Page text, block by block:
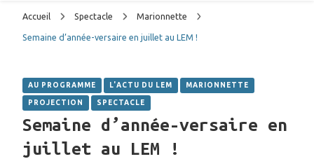
Accueil Spectacle Marionnette
Semaine d’année-versaire en juillet au LEM !
AU PROGRAMME L'ACTU DU LEM MARIONNETTE
PROJECTION SPECTACLE
Semaine d’année-versaire en
juillet au LEM !